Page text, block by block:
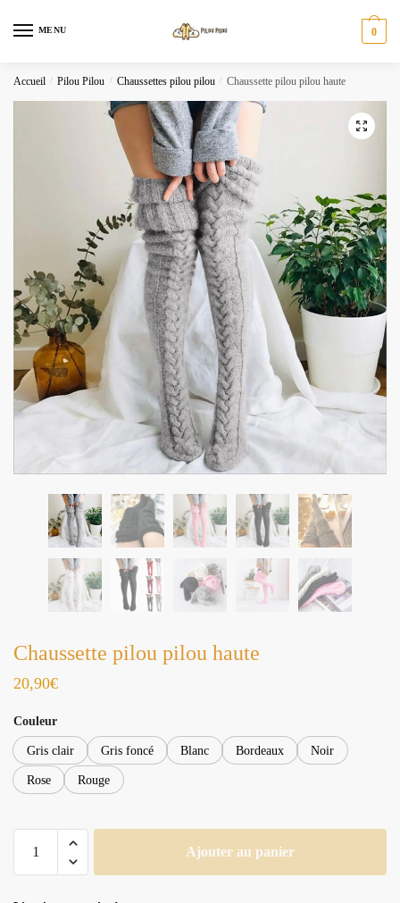
MENU 0
Accueil / Pilou Pilou / Chaussettes pilou pilou / Chaussette pilou pilou haute
Chaussette pilou pilou haute
20,90€
Couleur
Gris clair Gris foncé Blanc Bordeaux Noir
Rose Rouge
Ajouter au panier